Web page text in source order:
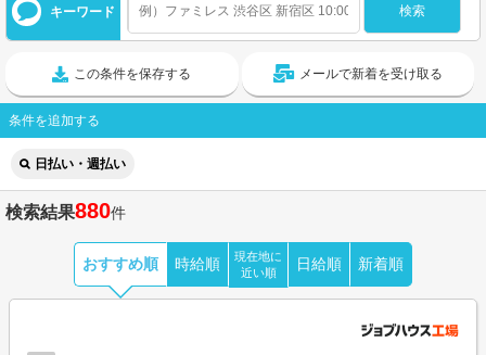
キーワード
この条件を保存する メールで新着を受け取る
条件を追加する
日払い・週払い
検索結果880件
おすすめ順 時給順
現在地に
近い順
日給順 新着順